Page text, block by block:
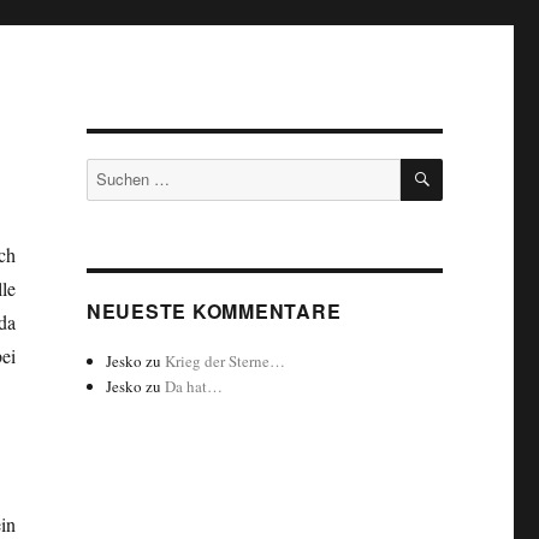
Suchen
nach:
SUCHEN
NEUESTE KOMMENTARE
Jesko zu Krieg der Sterne…
Jesko zuDa hat…